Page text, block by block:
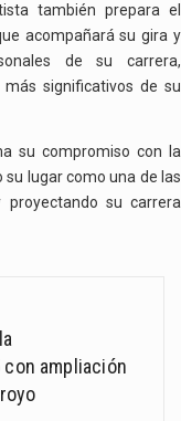
también prepara el
acompañará su gira y
de su carrera,
significativos de su
su compromiso con la
lugar como una de las
su carrera
ampliación